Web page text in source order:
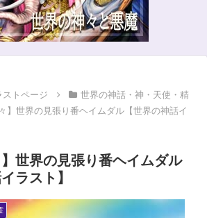
ストページ
世界の神話・神・天使・精
】世界の見張り番ヘイムダル【世界の神話イ
】世界の見張り番ヘイムダル
ラスト】